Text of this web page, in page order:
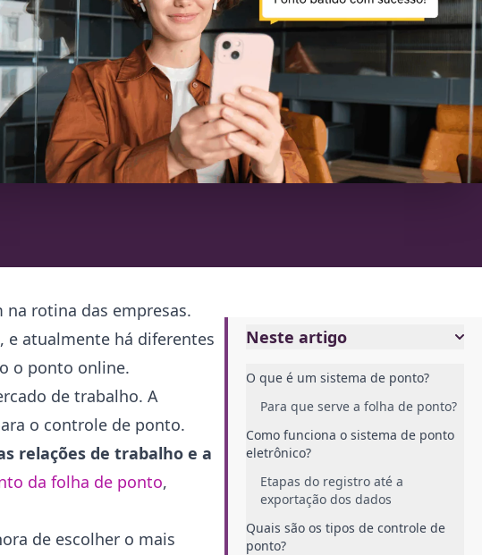
Neste artigo
O que é um sistema de ponto?
Para que serve a folha de ponto?
Como funciona o sistema de ponto
eletrônico?
Etapas do registro até a
exportação dos dados
Quais são os tipos de controle de
ponto?
rotina das empresas.
e atualmente há diferentes
o ponto online.
de trabalho. A
o controle de ponto.
relações de trabalho e a
da folha de ponto,
de escolher o mais